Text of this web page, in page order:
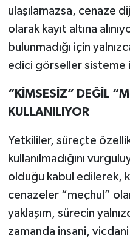
ulaşılamazsa, cenaze
olarak kayıt altına
bulunmadığı için
edici görseller sisteme
“KİMSESİZ” DEĞİL
KULLANILIYOR
Yetkililer, süreçte
kullanılmadığını
olduğu kabul edilerek,
cenazeler “meçhul”
yaklaşım, sürecin
zamanda insani,